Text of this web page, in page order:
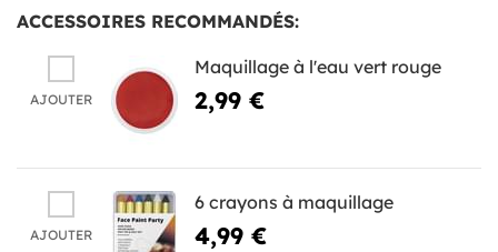
ACCESSOIRES RECOMMANDÉS:
AJOUTER
Maquillage à l'eau vert rouge
2,99 €
AJOUTER
6 crayons à maquillage
4,99 €